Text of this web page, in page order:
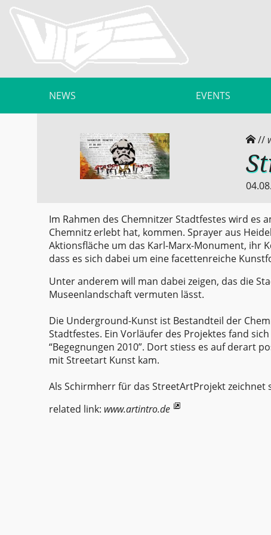
NEWS EVENTS
//
Im Rahmen des Chemnitzer Stadtfestes wird es
Chemnitz erlebt hat, kommen. Sprayer aus
Aktionsfläche um das Karl-Marx-Monument, ihr
dass es sich dabei um eine facettenreiche
Unter anderem will man dabei zeigen, das die
Museenlandschaft vermuten lässt.
Die Underground-Kunst ist Bestandteil der
Stadtfestes. Ein Vorläufer des Projektes fand
“Begegnungen 2010”. Dort stiess es auf derart
mit Streetart Kunst kam.
Als Schirmherr für das StreetArtProjekt zeichnet
related link: www.artintro.de